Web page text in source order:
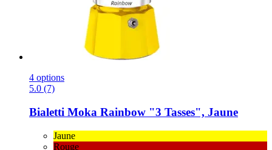
4 options
5.0 (7)
Bialetti Moka Rainbow "3 Tasses", Jaune
Jaune
Rouge